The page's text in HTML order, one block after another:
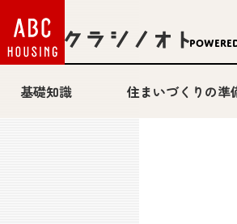
Powered
基礎知識 住まいづくりの準